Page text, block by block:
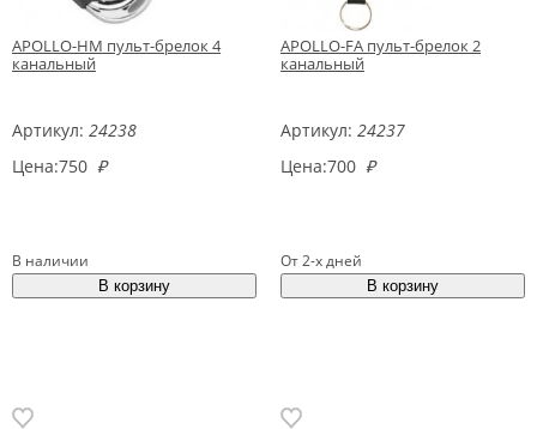
APOLLO-НM пульт-брелок 4
канальный
Артикул: 24238
Цена:750 ₽
В наличии
APOLLO-FA пульт-брелок 2
канальный
Артикул: 24237
Цена:700 ₽
От 2-х дней